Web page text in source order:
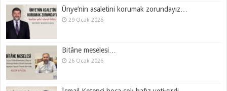
Ünye’nin asaletini korumak zorundayız…
29 Ocak 2026
Bitâne meselesi…
26 Ocak 2026